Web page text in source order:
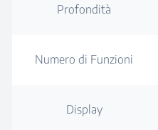
Profondità
Numero di Funzioni
Display